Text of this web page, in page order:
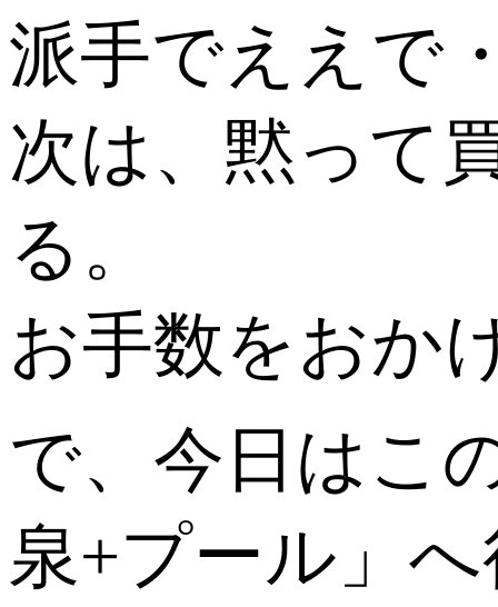
派手でええで
次は、黙って
る。
お手数をおか
で、今日はこ
泉+プール」